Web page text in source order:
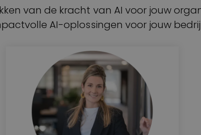
van de kracht van AI voor jouw
AI-oplossingen voor jouw